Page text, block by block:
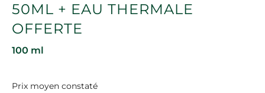
50ML + EAU THERMALE
OFFERTE
100 ml
Prix moyen constaté